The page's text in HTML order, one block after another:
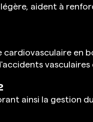
aident à
en
vasculaires
ainsi la gestion